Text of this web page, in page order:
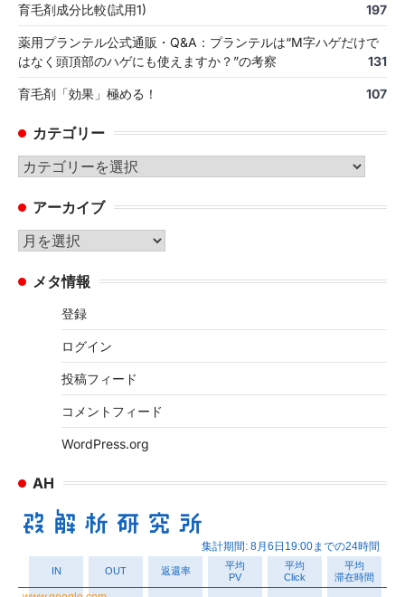
育毛剤成分比較(試用1) 197
薬用プランテル公式通販・Q&A：プランテルは“M字ハゲだけで
はなく頭頂部のハゲにも使えますか？”の考察
131
育毛剤「効果」極める！ 107
カテゴリー
カ
ゴ
リ
ー
アーカイブ
ア
カ メタ情報
登録
ログイン
投稿フィード
コメントフィード
WordPress.org
AH